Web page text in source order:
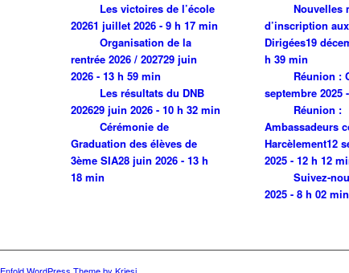
Les victoires de l’école
20261 juillet 2026 - 9 h 17 min
Organisation de la
rentrée 2026 / 202729 juin
2026 - 13 h 59 min
Les résultats du DNB
202629 juin 2026 - 10 h 32 min
Cérémonie de
Graduation des élèves de
3ème SIA28 juin 2026 - 13 h
18 min
Nouvelles
d’inscription
Dirigées19
h 39 min
Réunion :
septembre 2025
Réunion :
Ambassadeurs
Harcèlement12
2025 - 12 h 12
Suivez-
2025 - 8 h 02 min